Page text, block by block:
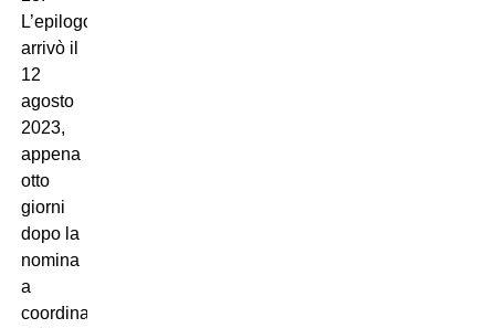
L’epilogo
arrivò il
12
agosto
2023,
appena
otto
giorni
dopo la
nomina
a
coordinatore